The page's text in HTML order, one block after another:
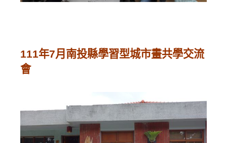
111年7月南投縣學習型城市畫共學交流
會